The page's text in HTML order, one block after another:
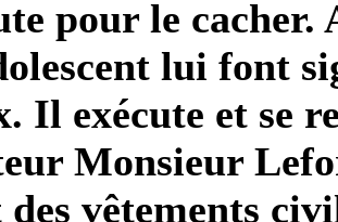
pour le
lui font
Il exécute et se
Monsieur
des vêtements